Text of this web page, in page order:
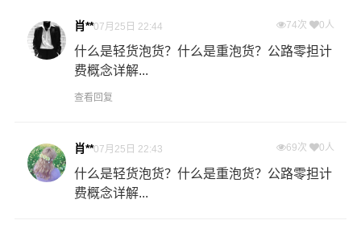
肖**07月25日 22:44 74次 0人
什么是轻货泡货？什么是重泡货？公路零担计
费概念详解...
查看回复
肖**07月25日 22:43 69次 0人
什么是轻货泡货？什么是重泡货？公路零担计
费概念详解...